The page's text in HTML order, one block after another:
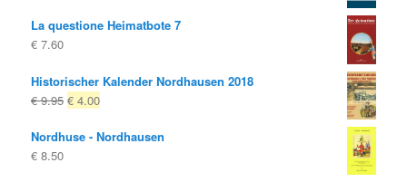
La questione Heimatbote 7
€ 7.60
Historischer Kalender Nordhausen 2018
€9.95 Il
originale
€ 4.00Il
attuale
Nordhuse - Nordhausen
€ 8.50